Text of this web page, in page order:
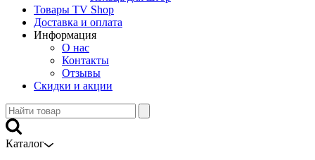
Товары TV Shop
Доставка и оплата
Информация
О нас
Контакты
Отзывы
Скидки и акции
Каталог